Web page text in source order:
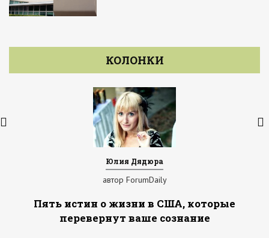
КОЛОНКИ
Юлия Дядюра
автор ForumDaily
Пять истин о жизни в США, которые
перевернут ваше сознание